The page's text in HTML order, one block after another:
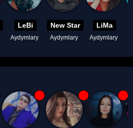
LeBi
Aydymlary
New Star
Aydymlary
LiMa
Aydymlary